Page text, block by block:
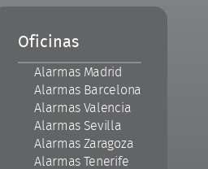
Oficinas
Alarmas Madrid
Alarmas Barcelona
Alarmas Valencia
Alarmas Sevilla
Alarmas Zaragoza
Alarmas Tenerife